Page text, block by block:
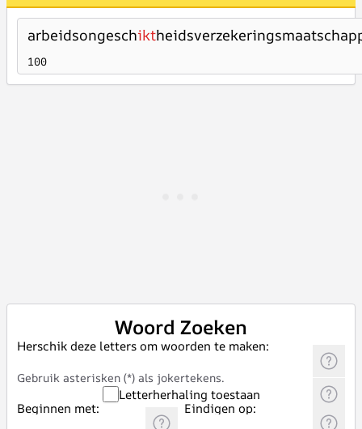
arbeidsongeschikt
100
Woord Zoeken
Herschik deze letters om woorden te maken:
Gebruik asterisken (*) als jokertekens.
Letterherhaling toestaan
Beginnen met:
Eindigen op: